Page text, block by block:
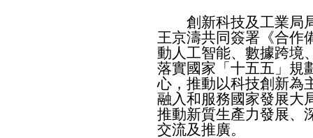
創新科技及工業局局
王京濤共同簽署《合作
動人工智能、數據跨境
落實國家「十五五」規
心，推動以科技創新為
融入和服務國家發展大
推動新質生產力發展、
交流及推廣。